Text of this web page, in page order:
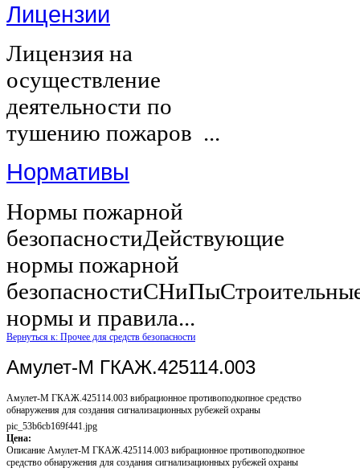
Лицензии
Лицензия на
осуществление
деятельности по
тушению пожаров ...
Нормативы
Нормы пожарной
безопасностиДействующие
нормы пожарной
нормы и правила...
Вернуться к: Прочее для средств безопасности
Амулет-М ГКАЖ.425114.003
Амулет-М ГКАЖ.425114.003 вибрационное противоподкопное средство
обнаружения для создания сигнализационных рубежей охраны
pic_53b6cb169f441.jpg
Цена:
Описание Амулет-М ГКАЖ.425114.003 вибрационное противоподкопное
средство обнаружения для создания сигнализационных рубежей охраны